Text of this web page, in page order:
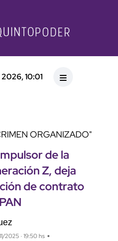
10:01
ORGANIZADO"
de la
Z, deja
de contrato
2025 · 19:50 hs